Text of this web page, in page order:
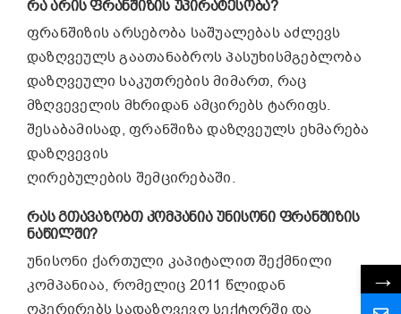
ᲠᲐ ᲐᲠᲘᲡ ᲤᲠᲐᲜᲨᲘᲖᲘᲡ ᲣᲞᲘᲠᲐᲢᲔᲡᲝᲑᲐ?
ფრანშიზის არსებობა საშუალებას აძლევს
დაზღვეულს გაათანაბროს პასუხისმგებლობა
დაზღვეული საკუთრების მიმართ, რაც
მზღვეველის მხრიდან ამცირებს ტარიფს.
შესაბამისად, ფრანშიზა დაზღვეულს ეხმარება
დაზღვევის
ღირებულების შემცირებაში.
ᲠᲐᲡ ᲒᲗᲐᲕᲐᲖᲝᲑᲗ ᲙᲝᲛᲞᲐᲜᲘᲐ ᲣᲜᲘᲡᲝᲜᲘ ᲤᲠᲐᲜᲨᲘᲖᲘᲡ
ᲜᲐᲬᲘᲚᲨᲘ?
უნისონი ქართული კაპიტალით შექმნილი
კომპანიაა, რომელიც 2011 წლიდან
ოპერირებს სადაზღვევო სექტორში და
→